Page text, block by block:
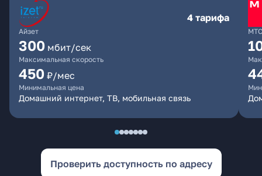
Айзет
4 тарифа
300 мбит/сек
Максимальная скорость
450 ₽/мес
Минимальная цена
Домашний интернет, ТВ, мобильная связь
МТС
Проверить доступность по адресу